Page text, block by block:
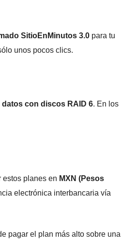
SitioEnMinutos 3.0 para tu
unos pocos clics.
con discos RAID 6. En los
estos planes en MXN (Pesos
electrónica interbancaria vía
pagar el plan más alto sobre una